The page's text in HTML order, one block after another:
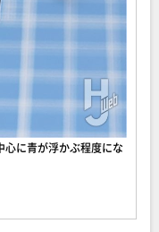
に青が浮かぶ程度にな